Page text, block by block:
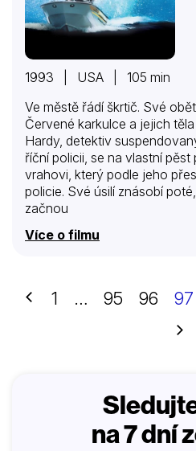
1993 | USA | 105 min
Ve městě řádí škrtič. Své
Červené karkulce a jejich
Hardy, detektiv
říční policii, se na vlastní
vrahovi, který podle jeho
policie. Své úsilí znásobí
začnou
Více o filmu
Předchozí
1 … 95 96 97
na 7 dní